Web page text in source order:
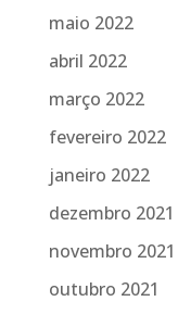
maio 2022
abril 2022
março 2022
fevereiro 2022
janeiro 2022
dezembro 2021
novembro 2021
outubro 2021